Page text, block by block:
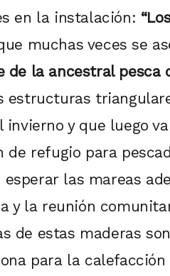
en la instalación:
muchas veces se
de la ancestral pesca
estructuras
invierno y que luego
de refugio para
esperar las mareas
y la reunión
de estas maderas
para la calefacción